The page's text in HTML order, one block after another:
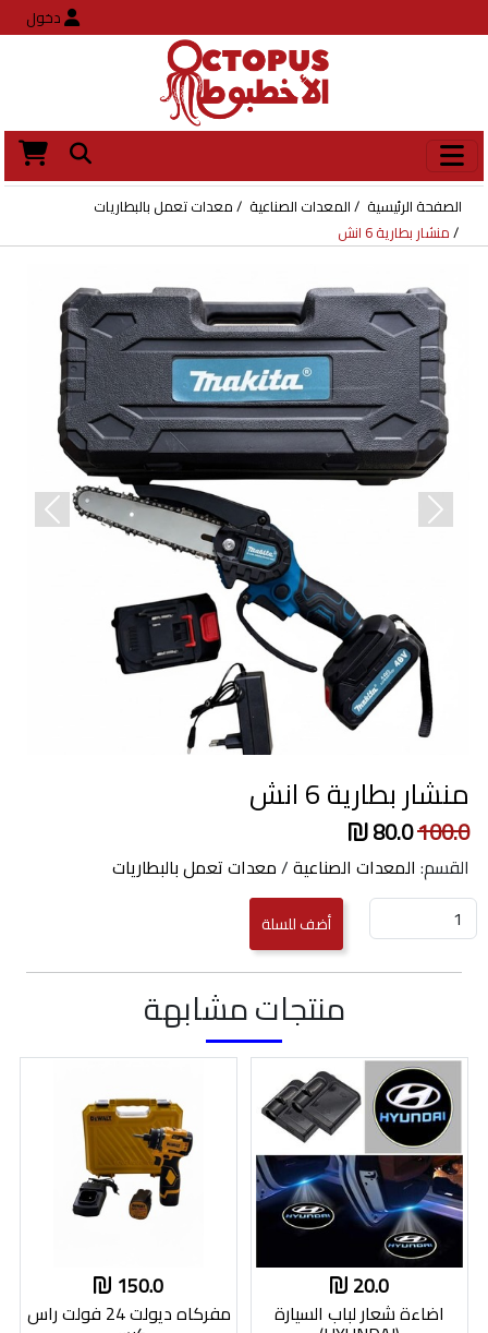
دخول
الصفحة الرئيسية المعدات الصناعية
معدات تعمل بالبطاريات
منشار بطارية 6 انش
Next
منشار بطارية 6 انش
100.0
80.0
القسم: المعدات الصناعية/معدات تعمل بالبطاريات
منتجات مشابهة
20.0
اضاءة شعار لباب السيارة
150.0
مفركاه ديولت 24 فولت راس